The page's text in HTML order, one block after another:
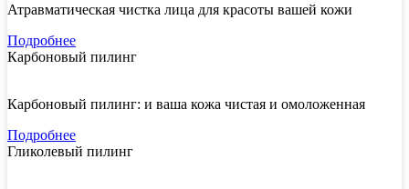
Атравматическая чистка лица для красоты вашей кожи
Подробнее
Карбоновый пилинг
Карбоновый пилинг: и ваша кожа чистая и омоложенная
Подробнее
Гликолевый пилинг